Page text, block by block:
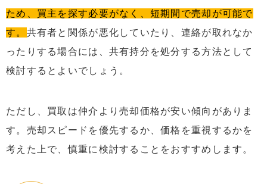
ため、買主を探す必要がなく、短期間で売却が可能で
す。 共有者と関係が悪化していたり、連絡が取れなか
ったりする場合には、共有持分を処分する方法として
検討するとよいでしょう。
ただし、買取は仲介より売却価格が安い傾向がありま
す。売却スピードを優先するか、価格を重視するかを
考えた上で、慎重に検討することをおすすめします。